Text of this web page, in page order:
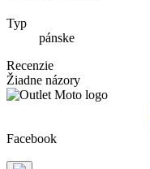
Typ
pánske
Recenzie
Žiadne názory
Facebook